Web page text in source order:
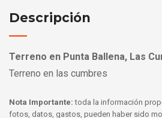
Descripción
Terreno en Punta Ballena, Las
Terreno en las cumbres
Nota Importante:toda la información
fotos, datos, gastos, pueden haber sido